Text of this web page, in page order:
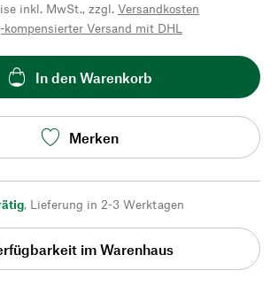
inkl. MwSt., zzgl. Versandkosten
kompensierter Versand mit DHL
In den Warenkorb
Merken
, Lieferung in 2-3 Werktagen
im Warenhaus